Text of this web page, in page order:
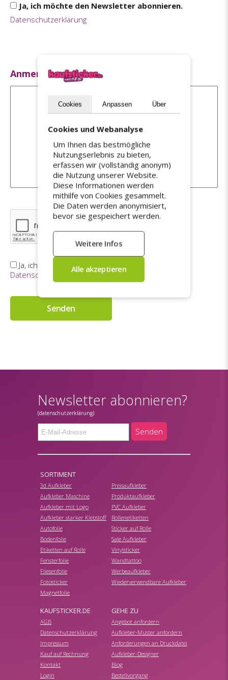
Ja, ich möchte den Newsletter abonnieren.
Datenschutzerklärung
Anmerkungen:
Ja, ich gebe die Erlaubnis, meine Daten wie in der
Datenschutzerklärungbeschrieben, zu verarbeiten.
Senden
Newsletter abonnieren?
(datenschutzerklärung)
Senden
SORTIMENT
3d Aufkleber
Aufkleber Maschine
Aufkleber mit Logo
Aufkleber starker Klebstoff
Autofolie
Bodenfolie
Etiketten auf Rolle
Fensterfolie
Fliesenfolie
Fotosticker
Magnetfolie
Preisaufkleber
Produktaufkleber
PVC Aufkleber
Rollenetiketten
Sticker auf Rolle
Sale Aufkleber
Vinylsticker
Wandtattoo
Werbeaufkleber
Wiederverwendbare Aufkleber
KAUFSTICKER.DE
AGB
Datenschutzerklärung
Impressum
Kauf auf Rechnung
Kontakt
Login
GEHE ZU
Angebot anfordern
Aufkleber-Muster anfordern
Anforderungen an Druckdatei
Aufkleber-Designer
Blog
Bestellvorgang
Cookies Anpassen Über
Cookies und Webanalyse
Um Ihnen das bestmögliche
Nutzungserlebnis zu bieten,
erfassen wir (vollständig anonym)
die Nutzung unserer Website.
Diese Informationen werden
mithilfe von Cookies gesammelt.
Die Daten werden anonymisiert,
bevor sie gespeichert werden.